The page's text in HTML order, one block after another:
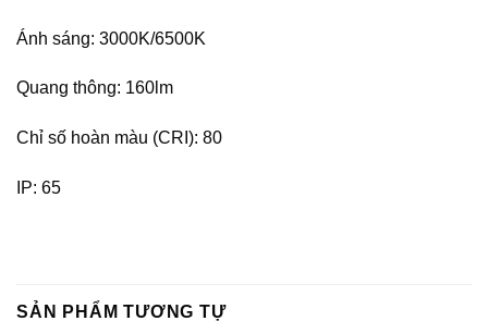
Ánh sáng: 3000K/6500K
Quang thông: 160lm
Chỉ số hoàn màu (CRI): 80
IP: 65
SẢN PHẨM TƯƠNG TỰ